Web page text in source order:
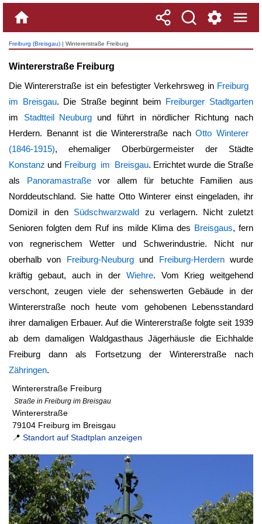
Freiburg (Breisgau) | Wintererstraße Freiburg
Wintererstraße Freiburg
Die Wintererstraße ist ein befestigter Verkehrsweg in Freiburg
im Breisgau. Die Straße beginnt beim Freiburger Stadtgarten
im Stadtteil Neuburgund führt in nördlicher Richtung nach
Herdern. Benannt ist die Wintererstraße nach Otto Winterer
(1846-1915), ehemaliger Oberbürgermeister der Städte
Konstanz und Freiburg im Breisgau. Errichtet wurde die Straße
als Panoramastraßevor allem für betuchte Familien aus
Norddeutschland. Sie hatte Otto Winterer einst eingeladen, ihr
Domizil in den Südschwarzwald zu verlagern. Nicht zuletzt
Senioren folgten dem Ruf ins milde Klima des Breisgaus, fern
von regnerischem Wetter und Schwerindustrie. Nicht nur
oberhalb von Freiburg-Neuburgund Freiburg-Herdernwurde
kräftig gebaut, auch in der Wiehre. Vom Krieg weitgehend
verschont, zeugen viele der sehenswerten Gebäude in der
Wintererstraße noch heute vom gehobenen Lebensstandard
ihrer damaligen Erbauer. Auf die Wintererstraße folgte seit 1939
ab dem damaligen Waldgasthaus Jägerhäusle die Eichhalde
Freiburg dann als Fortsetzung der Wintererstraße nach
Zähringen.
Wintererstraße Freiburg
Straße in Freiburg im Breisgau
Wintererstraße
79104 Freiburg im Breisgau
📍 Standort auf Stadtplan anzeigen